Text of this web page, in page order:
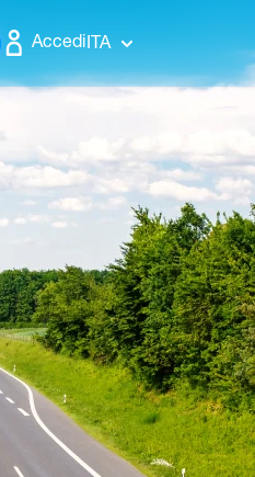
AccediITA